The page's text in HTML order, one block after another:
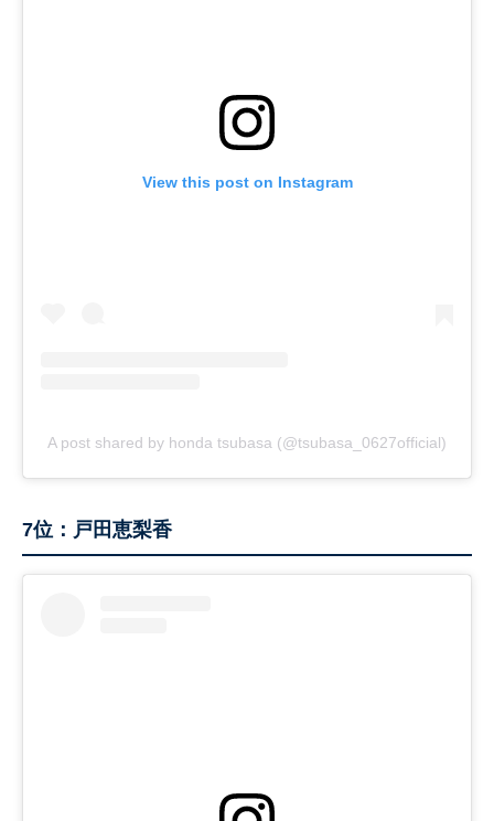
View this post on Instagram
A post shared by honda tsubasa (@tsubasa_0627official)
7位：戸田恵梨香